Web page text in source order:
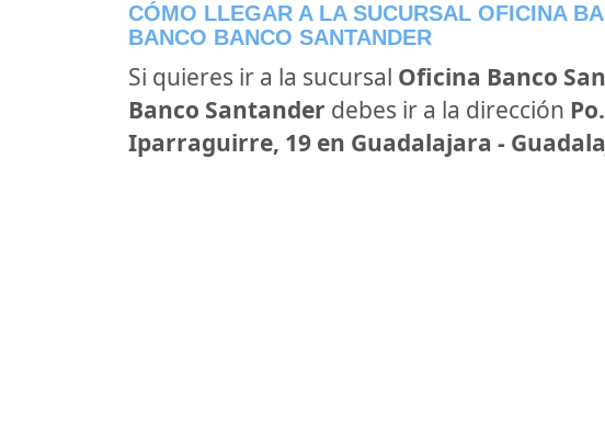
CÓMO LLEGAR A LA SUCURSAL OFICINA
BANCO BANCO SANTANDER
Si quieres ir a la sucursal Oficina Banco
Banco Santander debes ir a la dirección
Iparraguirre, 19 en Guadalajara -